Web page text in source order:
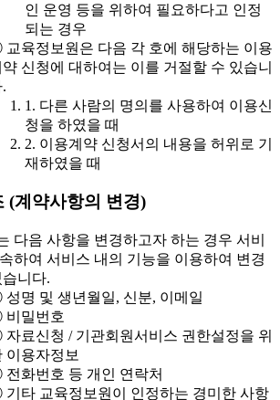
인 운영 등을 위하여 필요하다고 인정
되는 경우
육정보원은 다음 각 호에 해당하는 이용
신청에 대하여는 이를 거절할 수 있습니
1. 다른 사람의 명의를 사용하여 이용신
청을 하였을 때
2. 이용계약 신청서의 내용을 허위로 기
재하였을 때
(계약사항의 변경)
다음 사항을 변경하고자 하는 경우 서비
하여 서비스 내의 기능을 이용하여 변경
니다.
명 및 생년월일, 신분, 이메일
밀번호
료신청 / 기관회원서비스 권한설정을 위
이용자정보
화번호 등 개인 연락처
타 교육정보원이 인정하는 경미한 사항